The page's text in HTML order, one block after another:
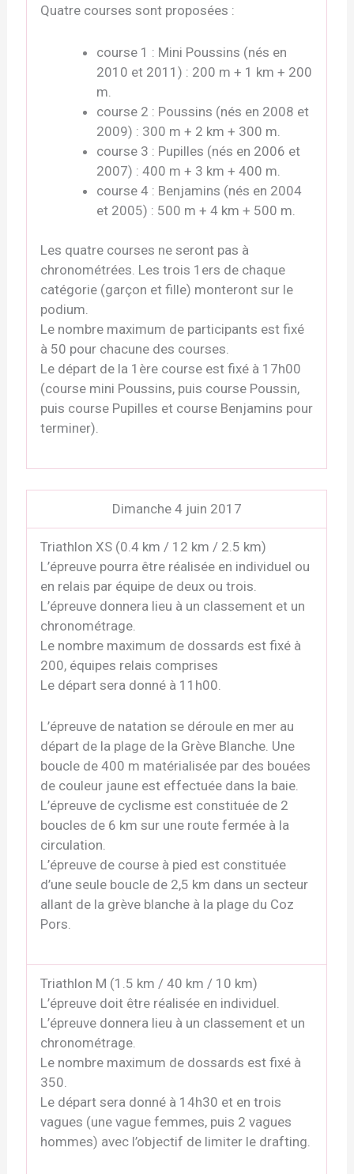
Quatre courses sont proposées :
course 1 : Mini Poussins (nés en
2010 et 2011) : 200 m + 1 km + 200
m.
course 2 : Poussins (nés en 2008 et
2009) : 300 m + 2 km + 300 m.
course 3 : Pupilles (nés en 2006 et
2007) : 400 m + 3 km + 400 m.
course 4 : Benjamins (nés en 2004
et 2005) : 500 m + 4 km + 500 m.
Les quatre courses ne seront pas à
chronométrées. Les trois 1ers de chaque
catégorie (garçon et fille) monteront sur le
podium.
Le nombre maximum de participants est fixé
à 50 pour chacune des courses.
Le départ de la 1ère course est fixé à 17h00
(course mini Poussins, puis course Poussin,
puis course Pupilles et course Benjamins pour
terminer).
Dimanche 4 juin 2017
Triathlon XS (0.4 km / 12 km / 2.5 km)
L’épreuve pourra être réalisée en individuel ou
en relais par équipe de deux ou trois.
L’épreuve donnera lieu à un classement et un
chronométrage.
Le nombre maximum de dossards est fixé à
200, équipes relais comprises
Le départ sera donné à 11h00.
L’épreuve de natation se déroule en mer au
départ de la plage de la Grève Blanche. Une
boucle de 400 m matérialisée par des bouées
de couleur jaune est effectuée dans la baie.
L’épreuve de cyclisme est constituée de 2
boucles de 6 km sur une route fermée à la
circulation.
L’épreuve de course à pied est constituée
d’une seule boucle de 2,5 km dans un secteur
allant de la grève blanche à la plage du Coz
Pors.
Triathlon M (1.5 km / 40 km / 10 km)
L’épreuve doit être réalisée en individuel.
L’épreuve donnera lieu à un classement et un
chronométrage.
Le nombre maximum de dossards est fixé à
350.
Le départ sera donné à 14h30 et en trois
vagues (une vague femmes, puis 2 vagues
hommes) avec l’objectif de limiter le drafting.